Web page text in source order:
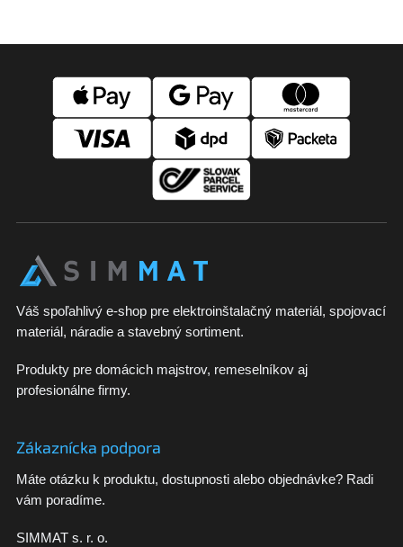
Váš spoľahlivý e-shop pre elektroinštalačný materiál, spojovací
materiál, náradie a stavebný sortiment.
Produkty pre domácich majstrov, remeselníkov aj
profesionálne firmy.
Zákaznícka podpora
Máte otázku k produktu, dostupnosti alebo objednávke? Radi
vám poradíme.
SIMMAT s. r. o.